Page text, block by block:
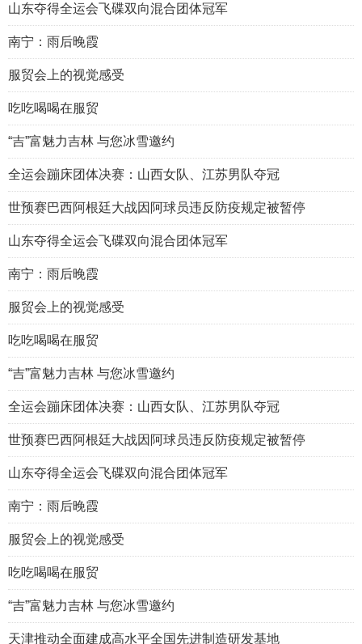
山东夺得全运会飞碟双向混合团体冠军
南宁：雨后晚霞
服贸会上的视觉感受
吃吃喝喝在服贸
“吉”富魅力吉林 与您冰雪邀约
全运会蹦床团体决赛：山西女队、江苏男队夺冠
世预赛巴西阿根廷大战因阿球员违反防疫规定被暂停
山东夺得全运会飞碟双向混合团体冠军
南宁：雨后晚霞
服贸会上的视觉感受
吃吃喝喝在服贸
“吉”富魅力吉林 与您冰雪邀约
全运会蹦床团体决赛：山西女队、江苏男队夺冠
世预赛巴西阿根廷大战因阿球员违反防疫规定被暂停
山东夺得全运会飞碟双向混合团体冠军
南宁：雨后晚霞
服贸会上的视觉感受
吃吃喝喝在服贸
“吉”富魅力吉林 与您冰雪邀约
天津推动全面建成高水平全国先进制造研发基地